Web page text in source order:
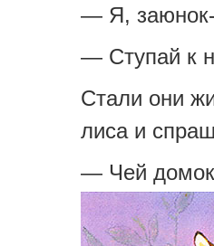
— Я, заюнок-
— Ступай к
Стали они
лиса и
— Чей